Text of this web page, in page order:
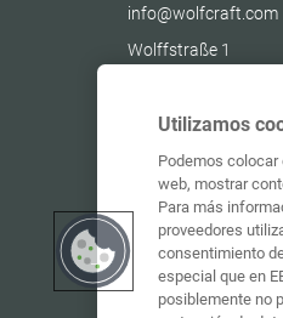
info@wolfcraft.com
Wolffstraße 1
Utilizamos
Podemos
web, mostrar
Para más
proveedores
consentimiento
especial que en
posiblemente no